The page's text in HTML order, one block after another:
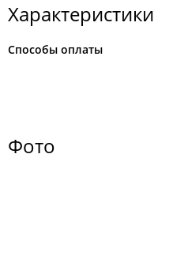
Характеристики
Способы оплаты
Фото